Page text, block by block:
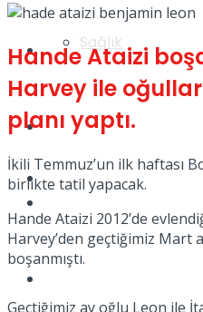
Sağlık
TV
Müzik
Sinema
Hande Ataizi
Harvey ile
planı yaptı.
İkili Temmuz’un ilk haftası
birlikte tatil yapacak.
Hande Ataizi 2012’de
Harvey’den geçtiğimiz Mart
boşanmıştı.
Geçtiğimiz ay oğlu Leon ile